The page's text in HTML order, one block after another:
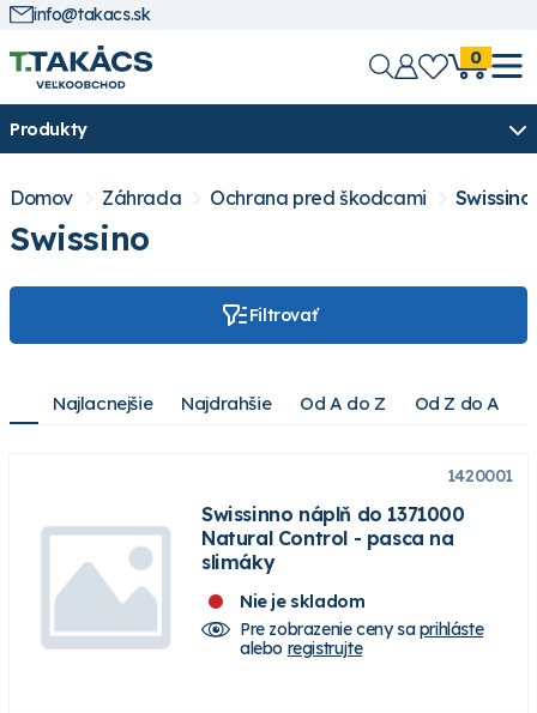
info@takacs.sk
0
Produkty
Domov Záhrada Ochrana pred škodcami Swissino
Swissino
Filtrovať
Najlacnejšie Najdrahšie Od A do Z Od Z do A
1420001
Swissinno náplň do 1371000
Natural Control - pasca na
slimáky
Nie je skladom
Pre zobrazenie ceny saprihláste
alebo registrujte